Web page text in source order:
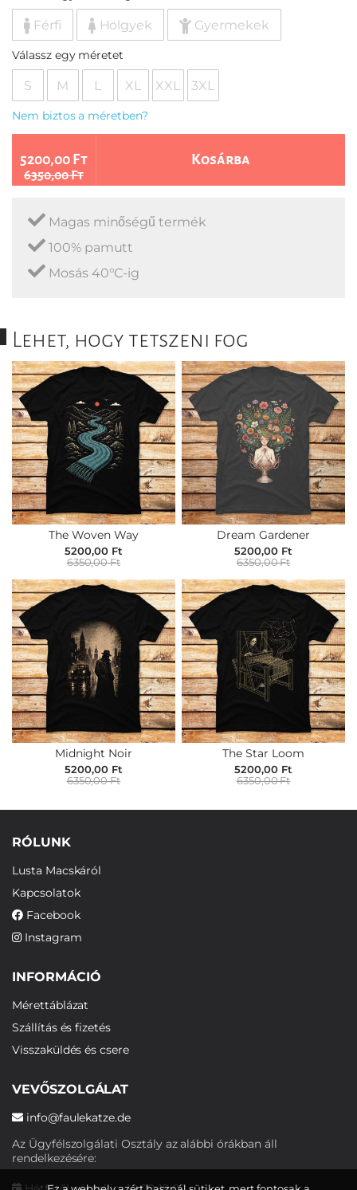
Férfi Hölgyek Gyermekek
Válassz egy méretet
S M L XL XXL 3XL
Nem biztos a méretben?
5200,00 Ft
6350,00 Ft
Kosárba
Magas minőségű termék
100% pamutt
Mosás 40°C-ig
Lehet, hogy tetszeni fog
The Woven Way
5200,00 Ft
6350,00 Ft
Dream Gardener
5200,00 Ft
6350,00 Ft
Midnight Noir
5200,00 Ft
6350,00 Ft
The Star Loom
5200,00 Ft
6350,00 Ft
RÓLUNK
Lusta Macskáról
Kapcsolatok
Facebook
Instagram
INFORMÁCIÓ
Mérettáblázat
Szállítás és fizetés
Visszaküldés és csere
VEVŐSZOLGÁLAT
info@faulekatze.de
Az Ügyfélszolgálati Osztály az alábbi órákban áll
rendelkezésére: